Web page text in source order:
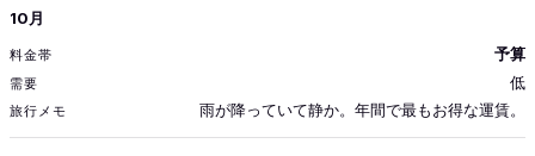
10月
予算
低
雨が降っていて静か。年間で最もお得な運賃。